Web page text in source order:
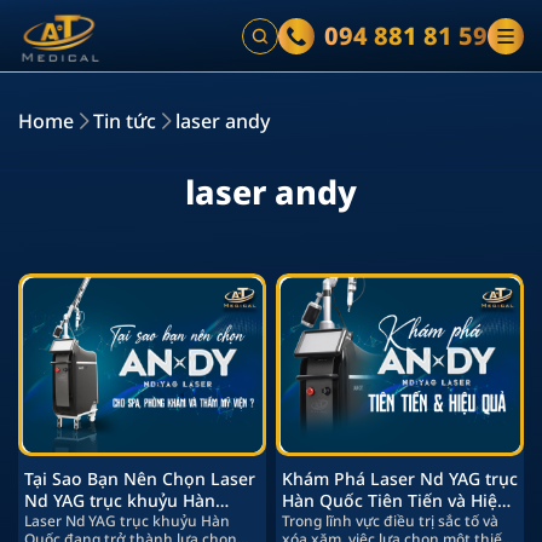
094 881 81 59
Home Tin tức laser andy
laser andy
Tại Sao Bạn Nên Chọn Laser
Nd YAG trục khuỷu Hàn
Quốc Cho Spa, phòng khám
Laser Nd YAG trục khuỷu Hàn
Khám Phá Laser Nd YAG trục
Hàn Quốc Tiên Tiến và Hiệu
Quả
Trong lĩnh vực điều trị sắc tố và